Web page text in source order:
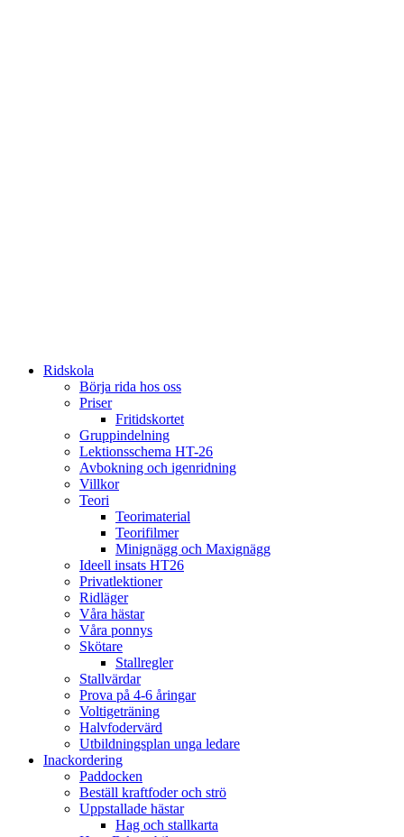
Ridskola
Börja rida hos oss
Priser
Fritidskortet
Gruppindelning
Lektionsschema HT-26
Avbokning och igenridning
Villkor
Teori
Teorimaterial
Teorifilmer
Minignägg och Maxignägg
Ideell insats HT26
Privatlektioner
Ridläger
Våra hästar
Våra ponnys
Skötare
Stallregler
Stallvärdar
Prova på 4-6 åringar
Voltigeträning
Halvfodervärd
Utbildningsplan unga ledare
Inackordering
Paddocken
Beställ kraftfoder och strö
Uppstallade hästar
Hag och stallkarta